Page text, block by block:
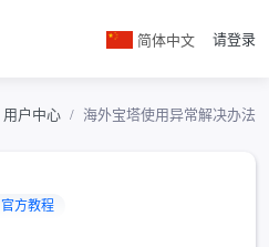
简体中文 请登录
用户中心 海外宝塔使用异常解决办法
官方教程